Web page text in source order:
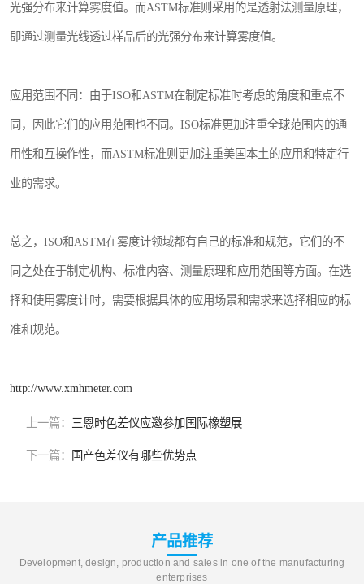
光强分布来计算雾度值。而ASTM标准则采用的是透射法测量原理，
即通过测量光线透过样品后的光强分布来计算雾度值。
应用范围不同：由于ISO和ASTM在制定标准时考虑的角度和重点不
同，因此它们的应用范围也不同。ISO标准更加注重全球范围内的通
用性和互操作性，而ASTM标准则更加注重美国本土的应用和特定行
业的需求。
总之，ISO和ASTM在雾度计领域都有自己的标准和规范，它们的不
同之处在于制定机构、标准内容、测量原理和应用范围等方面。在选
择和使用雾度计时，需要根据具体的应用场景和需求来选择相应的标
准和规范。
http://www.xmhmeter.com
上一篇： 三恩时色差仪应邀参加国际橡塑展
下一篇： 国产色差仪有哪些优势点
产品推荐
Development, design, production and sales in one of the manufacturing
enterprises